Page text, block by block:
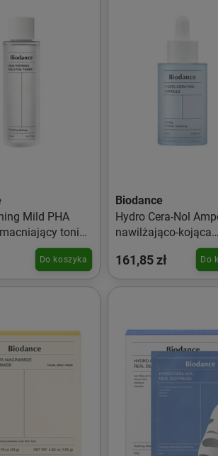
Mild PHA
tonik
z kwasem PHA
Do koszyka
Biodance
Hydro Cera-Nol
nawilżająco-kojąca
ampułka do twarzy
161,85 zł Do